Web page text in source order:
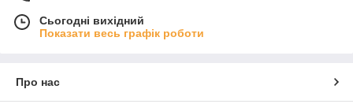
Сьогодні вихідний
Показати весь графік роботи
Про нас